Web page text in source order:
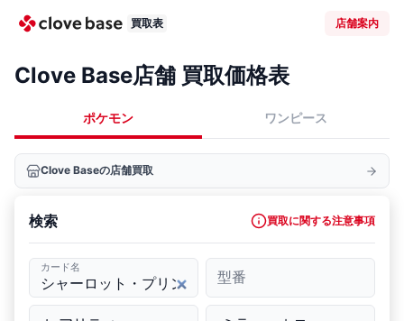
買取表 店舗案内
Clove Base店舗 買取価格表
ポケモン ワンピース
Clove Baseの店舗買取
検索 買取に関する注意事項
カード名
型番